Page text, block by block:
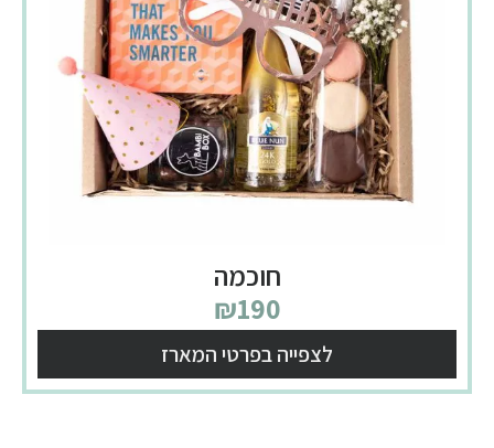
חוכמה
₪190
לצפייה בפרטי המארז